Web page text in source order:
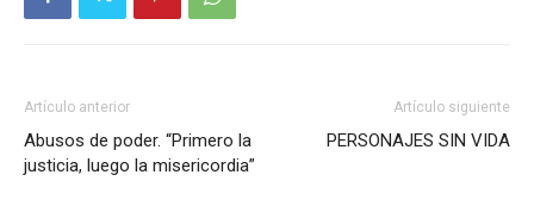
Artículo anterior
Abusos de poder. “Primero la
justicia, luego la misericordia”
Artículo siguiente
PERSONAJES SIN VIDA